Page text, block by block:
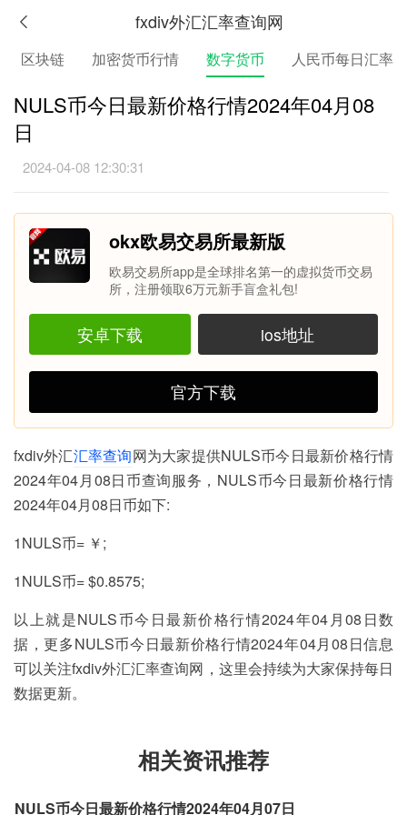
fxdiv外汇汇率查询网
区块链 加密货币行情 数字货币 人民币每日汇率
NULS币今日最新价格行情2024年04月08
日
2024-04-08 12:30:31
okx欧易交易所最新版
欧易交易所app是全球排名第一的虚拟货币交易
所，注册领取6万元新手盲盒礼包!
安卓下载 ios地址
官方下载
fxdiv外汇汇率查询网为大家提供NULS币今日最新价格行情
2024年04月08日币查询服务，NULS币今日最新价格行情
2024年04月08日币如下:
1NULS币= ￥;
1NULS币= $0.8575;
以上就是NULS币今日最新价格行情2024年04月08日数
据，更多NULS币今日最新价格行情2024年04月08日信息
可以关注fxdiv外汇汇率查询网，这里会持续为大家保持每日
数据更新。
相关资讯推荐
NULS币今日最新价格行情2024年04月07日